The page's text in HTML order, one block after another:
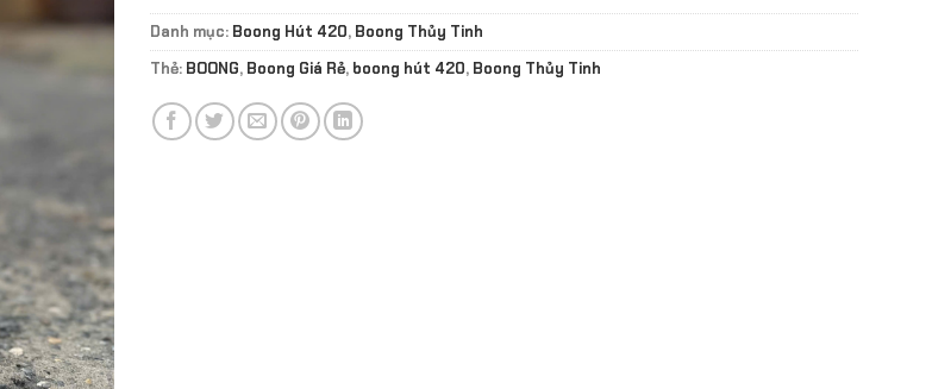
Danh mục: Boong Hút 420, Boong Thủy Tinh
Thẻ: BOONG, Boong Giá Rẻ, boong hút 420, Boong Thủy Tinh